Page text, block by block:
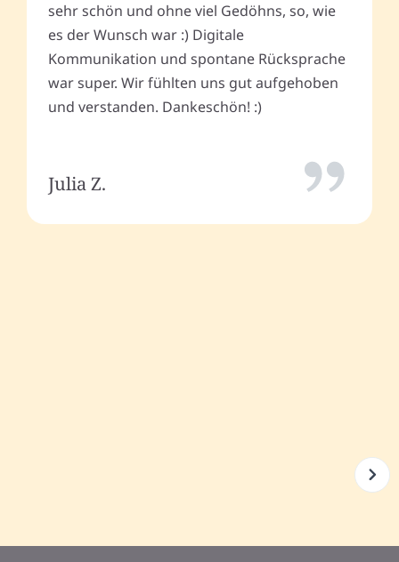
sehr schön und ohne viel Gedöhns, so, wie
es der Wunsch war :) Digitale
Kommunikation und spontane Rücksprache
war super. Wir fühlten uns gut aufgehoben
und verstanden. Dankeschön! :)
Julia Z.